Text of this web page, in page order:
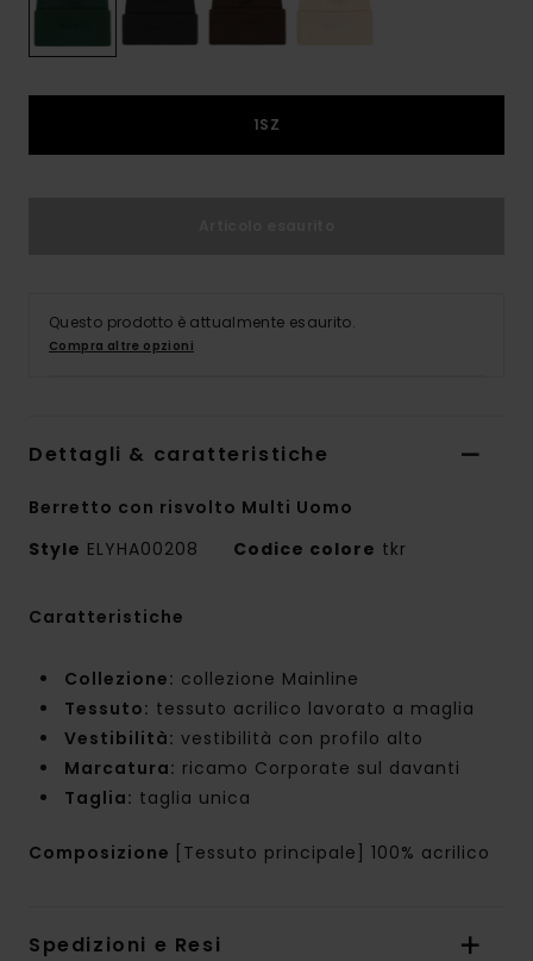
1SZ
Questo prodotto è attualmente esaurito.
Compra altre opzioni
Dettagli & caratteristiche
Berretto con risvolto Multi Uomo
Style ELYHA00208 Codice colore tkr
Caratteristiche
Collezione: collezione Mainline
Tessuto: tessuto acrilico lavorato a maglia
Vestibilità: vestibilità con profilo alto
Marcatura: ricamo Corporate sul davanti
Taglia: taglia unica
Composizione [Tessuto principale] 100% acrilico
Spedizioni e Resi